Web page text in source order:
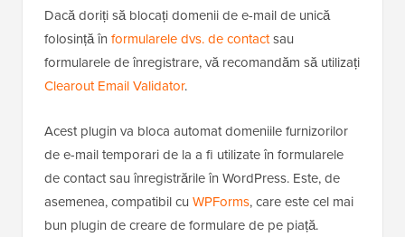
Dacă doriți să blocați domenii de e-mail de unică
folosință în formularele dvs. de contactsau
formularele de înregistrare, vă recomandăm să utilizați
Clearout Email Validator.
Acest plugin va bloca automat domeniile furnizorilor
de e-mail temporari de la a fi utilizate în formularele
de contact sau înregistrările în WordPress. Este, de
asemenea, compatibil cu WPForms, care este cel mai
bun plugin de creare de formulare de pe piață.